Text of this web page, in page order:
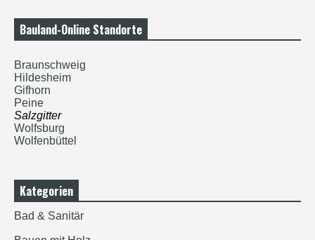
Bauland-Online Standorte
Braunschweig
Hildesheim
Gifhorn
Peine
Salzgitter
Wolfsburg
Wolfenbüttel
Kategorien
Bad & Sanitär